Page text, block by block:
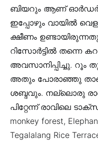
ബിയറും ആണ്
ഇപ്പോഴും വായില്‍
ക്ഷീണം
റിസോര്‍ട്ടില്‍ തന്നെ
അവസാനിപ്പിച്ചു. റൂം
അതും പോരാഞ്ഞു
ശബ്ദവും. നല്ലൊരു
പിറ്റേന്ന് രാവിലെ
monkey forest,
Tegalalang Rice